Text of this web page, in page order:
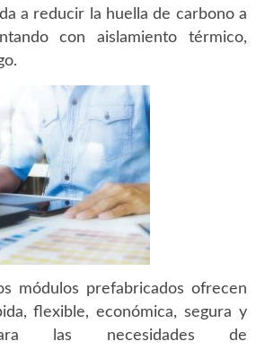
a reducir la huella de carbono a
con aislamiento térmico,
módulos prefabricados ofrecen
flexible, económica, segura y
las necesidades de